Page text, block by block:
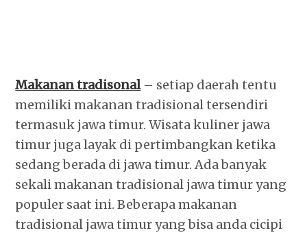
Makanan tradisonal – setiap daerah tentu
memiliki makanan tradisional tersendiri
termasuk jawa timur. Wisata kuliner jawa
timur juga layak di pertimbangkan ketika
sedang berada di jawa timur. Ada banyak
sekali makanan tradisional jawa timur yang
populer saat ini. Beberapa makanan
tradisional jawa timur yang bisa anda cicipi